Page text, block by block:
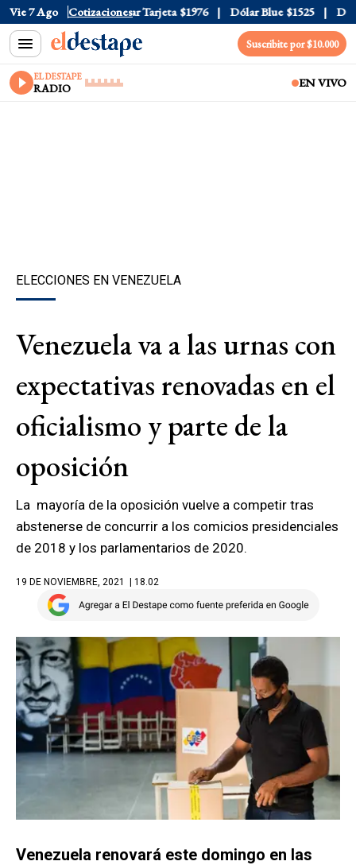
Vie 7 Ago Cotizaciones
Oficial $1520 Dólar Tarjeta $1976 Dólar Blue $1525 Dólar
Suscribite por $10.000
EL DESTAPE
RADIO EN VIVO
ELECCIONES EN VENEZUELA
Venezuela va a las urnas con
expectativas renovadas en el
oficialismo y parte de la
oposición
La mayoría de la oposición vuelve a competir tras
abstenerse de concurrir a los comicios presidenciales
de 2018 y los parlamentarios de 2020.
19 DE NOVIEMBRE, 2021 | 18.02
Venezuela renovará este domingo en las